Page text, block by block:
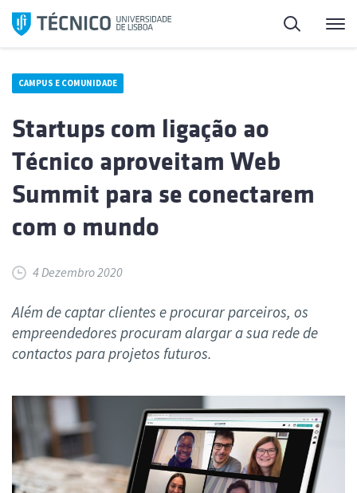
Saltar
para
Pesquisa
CAMPUS E COMUNIDADE
Startups com ligação ao
Técnico aproveitam Web
Summit para se conectarem
com o mundo
4 Dezembro 2020
Além de captar clientes e procurar parceiros, os
empreendedores procuram alargar a sua rede de
contactos para projetos futuros.